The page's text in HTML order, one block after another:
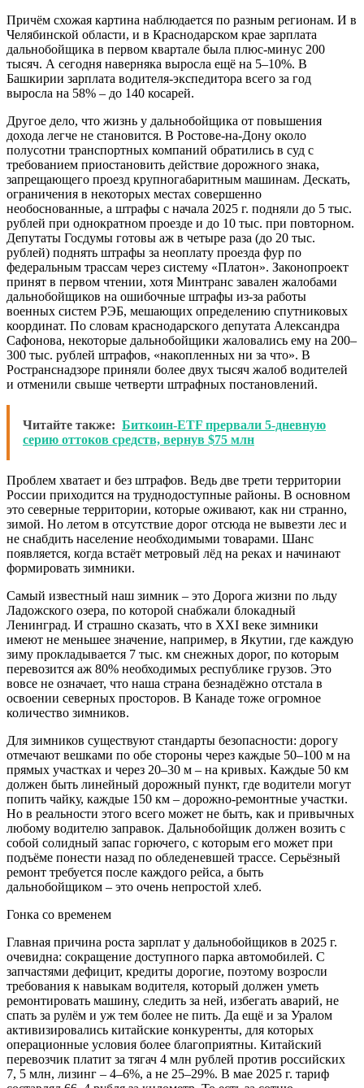
Причём схожая картина наблюдается по разным регионам. И в
Челябинской области, и в Краснодарском крае зарплата
дальнобойщика в первом квартале была плюс-минус 200
тысяч. А сегодня наверняка выросла ещё на 5–10%. В
Башкирии зарплата водителя-экспедитора всего за год
выросла на 58% – до 140 косарей.
Другое дело, что жизнь у дальнобойщика от повышения
дохода легче не становится. В Ростове-на-Дону около
полусотни транспортных компаний обратились в суд с
требованием приостановить действие дорожного знака,
запрещающего проезд крупногабаритным машинам. Дескать,
ограничения в некоторых местах совершенно
необоснованные, а штрафы с начала 2025 г. подняли до 5 тыс.
рублей при однократном проезде и до 10 тыс. при повторном.
Депутаты Госдумы готовы аж в четыре раза (до 20 тыс.
рублей) поднять штрафы за неоплату проезда фур по
федеральным трассам через систему «Платон». Законопроект
принят в первом чтении, хотя Минтранс завален жалобами
дальнобойщиков на ошибочные штрафы из-за работы
военных систем РЭБ, мешающих определению спутниковых
координат. По словам краснодарского депутата Александра
Сафонова, некоторые дальнобойщики жаловались ему на 200–
300 тыс. рублей штрафов, «накопленных ни за что». В
Ространснадзоре приняли более двух тысяч жалоб водителей
и отменили свыше четверти штрафных постановлений.
Читайте также: Биткоин-ETF прервали 5-дневную
серию оттоков средств, вернув $75 млн
Проблем хватает и без штрафов. Ведь две трети территории
России приходится на труднодоступные районы. В основном
это северные территории, которые оживают, как ни странно,
зимой. Но летом в отсутствие дорог отсюда не вывезти лес и
не снабдить население необходимыми товарами. Шанс
появляется, когда встаёт метровый лёд на реках и начинают
формировать зимники.
Самый известный наш зимник – это Дорога жизни по льду
Ладожского озера, по которой снабжали блокадный
Ленинград. И страшно сказать, что в XXI веке зимники
имеют не меньшее значение, например, в Якутии, где каждую
зиму прокладывается 7 тыс. км снежных дорог, по которым
перевозится аж 80% необходимых республике грузов. Это
вовсе не означает, что наша страна безнадёжно отстала в
освоении северных просторов. В Канаде тоже огромное
количество зимников.
Для зимников существуют стандарты безопасности: дорогу
отмечают вешками по обе стороны через каждые 50–100 м на
прямых участках и через 20–30 м – на кривых. Каждые 50 км
должен быть линейный дорожный пункт, где водители могут
попить чайку, каждые 150 км – дорожно-ремонтные участки.
Но в реальности этого всего может не быть, как и привычных
любому водителю заправок. Дальнобойщик должен возить с
собой солидный запас горючего, с которым его может при
подъёме понести назад по обледеневшей трассе. Серьёзный
ремонт требуется после каждого рейса, а быть
дальнобойщиком – это очень непростой хлеб.
Гонка со временем
Главная причина роста зарплат у дальнобойщиков в 2025 г.
очевидна: сокращение доступного парка автомобилей. С
запчастями дефицит, кредиты дорогие, поэтому возросли
требования к навыкам водителя, который должен уметь
ремонтировать машину, следить за ней, избегать аварий, не
спать за рулём и уж тем более не пить. Да ещё и за Уралом
активизировались китайские конкуренты, для которых
операционные условия более благоприятны. Китайский
перевозчик платит за тягач 4 млн рублей против российских
7, 5 млн, лизинг – 4–6%, а не 25–29%. В мае 2025 г. тариф